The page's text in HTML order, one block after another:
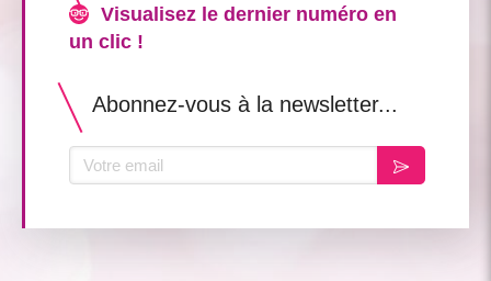
Visualisez le dernier numéro en
un clic !
Abonnez-vous à la newsletter...
Votre email